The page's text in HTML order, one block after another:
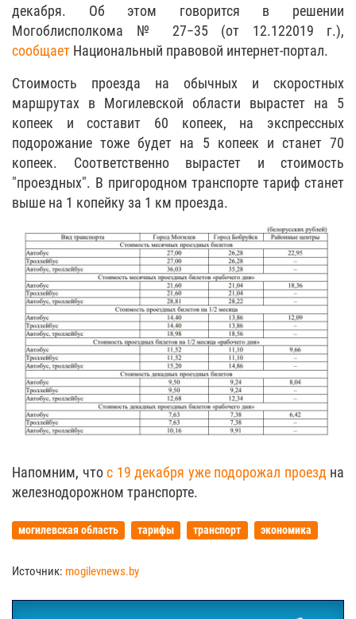
декабря. Об этом говорится в решении
Могоблисполкома № 27−35 (от 12.122019 г.),
сообщает Национальный правовой интернет-портал.
Стоимость проезда на обычных и скоростных
маршрутах в Могилевской области вырастет на 5
копеек и составит 60 копеек, на экспрессных
подорожание тоже будет на 5 копеек и станет 70
копеек. Соответственно вырастет и стоимость
"проездных". В пригородном транспорте тариф станет
выше на 1 копейку за 1 км проезда.
Напомним, чтос 19 декабря уже подорожал проезд на
железнодорожном транспорте.
могилевская область тарифы транспорт экономика
Источник: mogilevnews.by